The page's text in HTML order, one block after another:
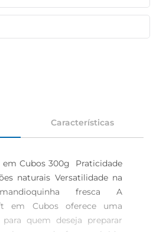
Características
Cubos 300g  Praticidade
naturais Versatilidade na
fresca A
em Cubos oferece uma
quem deseja preparar